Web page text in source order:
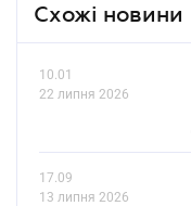
Схожі новини
10.01
22 липня 2026
17.09
13 липня 2026